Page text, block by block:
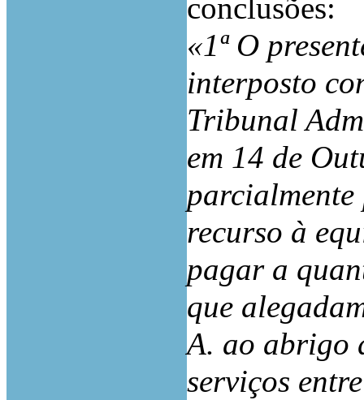
conclusões:
«1ª O
interposto
Tribunal
em 14 de
parcialmente
recurso à
pagar a
que
A. ao abrigo
serviços